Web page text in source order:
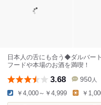
日本人の舌にも合う◆ダルバー
フードや本場のお酒を満喫！
3.68 950 人
￥4,000～￥4,999 ￥